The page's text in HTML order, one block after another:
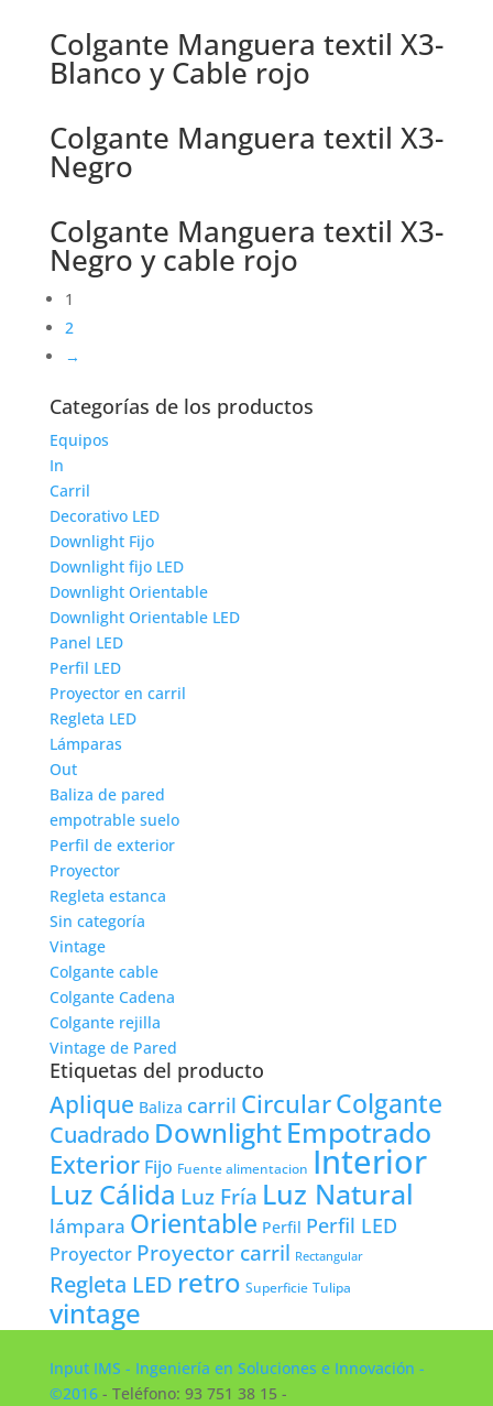
Colgante Manguera textil X3-
Blanco y Cable rojo
Colgante Manguera textil X3-
Negro
Colgante Manguera textil X3-
Negro y cable rojo
1
2
→
Categorías de los productos
Equipos
In
Carril
Decorativo LED
Downlight Fijo
Downlight fijo LED
Downlight Orientable
Downlight Orientable LED
Panel LED
Perfil LED
Proyector en carril
Regleta LED
Lámparas
Out
Baliza de pared
empotrable suelo
Perfil de exterior
Proyector
Regleta estanca
Sin categoría
Vintage
Colgante cable
Colgante Cadena
Colgante rejilla
Vintage de Pared
Etiquetas del producto
Aplique Baliza carril CircularColgante
Cuadrado DownlightEmpotrado
Exterior Fijo Fuente alimentacion Interior
Luz Cálida Luz Fría Luz Natural
lámpara Orientable Perfil Perfil LED
Proyector Proyector carril Rectangular
Regleta LED retro Superficie Tulipa
vintage
Input IMS - Ingeniería en Soluciones e Innovación -
©2016- Teléfono: 93 751 38 15 -